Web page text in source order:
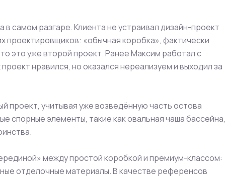
самом разгаре. Клиента не устраивал дизайн-проект
проектировщиков: «обычная коробка», фактически
это уже второй проект. Ранее Максим работал с
нравился, но оказался нереализуем и выходил за
проект, учитывая уже возведённую часть остова
спорные элементы, такие как овальная чаша бассейна,
между простой коробкой и премиум-классом:
отделочные материалы. В качестве референсов